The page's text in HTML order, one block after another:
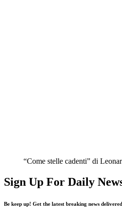
“Come stelle cadenti” di
Sign Up For Daily
Be keep up! Get the latest breaking news